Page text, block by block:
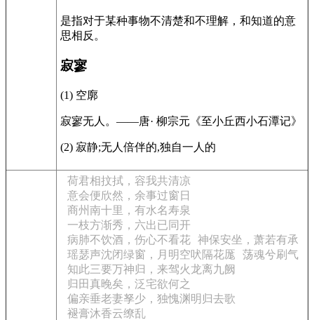
是指对于某种事物不清楚和不理解，和知道的意
思相反。
寂寥
(1) 空廓
寂寥无人。——唐· 柳宗元《至小丘西小石潭记》
(2) 寂静;无人倍伴的,独自一人的
荷君相抆拭，容我共清凉
意会便欣然，余事过窗日
商州南十里，有水名寿泉
一枝方渐秀，六出已同开
病肺不饮酒，伤心不看花 神保安坐，萧若有承
瑶瑟声沈闭绿窗，月明空吠隔花厖
荡魂兮刷气
知此三要万神归，来驾火龙离九阙
归田真晚矣，泛宅欲何之
偏亲垂老妻孥少，独愧渊明归去歌
褪膏沐香云缭乱